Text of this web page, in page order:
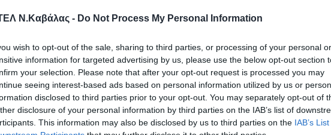
Ν.Καβάλας - Do Not Process My Personal Information
wish to opt-out of the sale, sharing to third parties, or processing of your personal or
information for targeted advertising by us, please use the below opt-out section
your selection. Please note that after your opt-out request is processed you may
seeing interest-based ads based on personal information utilized by us or
disclosed to third parties prior to your opt-out. You may separately opt-out of
disclosure of your personal information by third parties on the IAB’s list of
This information may also be disclosed by us to third parties on the IAB’s